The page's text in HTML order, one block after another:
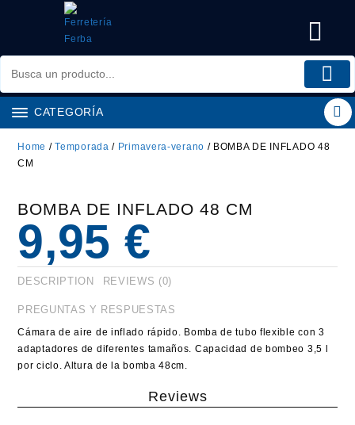
CATEGORÍA
Home /Temporada / Primavera-verano / BOMBA DE INFLADO 48
CM
BOMBA DE INFLADO 48 CM
9,95 €
DESCRIPTION REVIEWS (0)
PREGUNTAS Y RESPUESTAS
Cámara de aire de inflado rápido. Bomba de tubo flexible con 3
adaptadores de diferentes tamaños. Capacidad de bombeo 3,5 l
por ciclo. Altura de la bomba 48cm.
Reviews